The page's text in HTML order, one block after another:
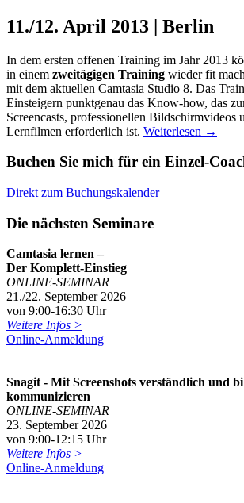
11./12. April 2013 | Berlin
In dem ersten offenen Training im Jahr 2013
in einem zweitägigen Training wieder fit
mit dem aktuellen Camtasia Studio 8. Das
Einsteigern punktgenau das Know-how, das
Screencasts, professionellen Bildschirmvideos
Lernfilmen erforderlich ist. Weiterlesen →
Buchen Sie mich für ein Einzel-
Direkt zum Buchungskalender
Die nächsten Seminare
Camtasia lernen –
Der Komplett-Einstieg
ONLINE-SEMINAR
21./22. September 2026
von 9:00-16:30 Uhr
Weitere Infos >
Online-Anmeldung
Snagit - Mit Screenshots verständlich und
kommunizieren
ONLINE-SEMINAR
23. September 2026
von 9:00-12:15 Uhr
Weitere Infos >
Online-Anmeldung